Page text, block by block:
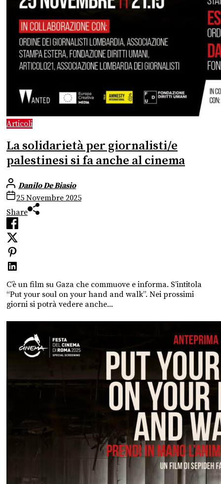
Articoli
La solidarietà per giornalisti/e
palestinesi si fa anche al cinema
Danilo De Biasio
25 Novembre 2025
Share
C’è un film su Gaza che commuove e informa. S’intitola
“Put your soul on your hand and walk”. Nei prossimi
giorni si potrà vedere anche...